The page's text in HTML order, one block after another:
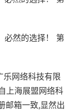
乐网络科技有限
上海展盟网络科
邮箱一致,显然出